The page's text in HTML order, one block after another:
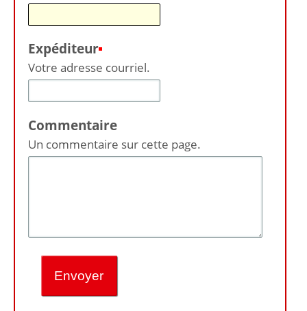
Expéditeur(Requis)
Votre adresse courriel.
Commentaire
Un commentaire sur cette page.